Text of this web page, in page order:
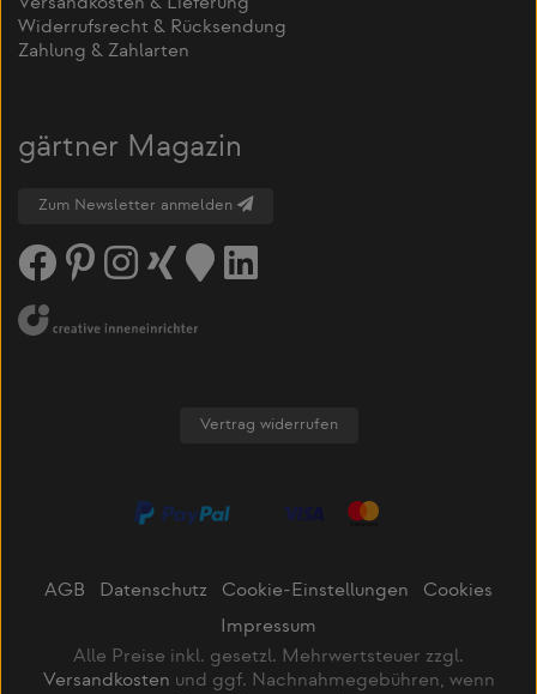
Versandkosten & Lieferung
Widerrufsrecht & Rücksendung
Zahlung & Zahlarten
gärtner Magazin
Zum Newsletter anmelden
Vertrag widerrufen
AGB Datenschutz Cookie-Einstellungen
Cookies
Impressum
Alle Preise inkl. gesetzl. Mehrwertsteuer zzgl.
Versandkosten und ggf. Nachnahmegebühren, wenn